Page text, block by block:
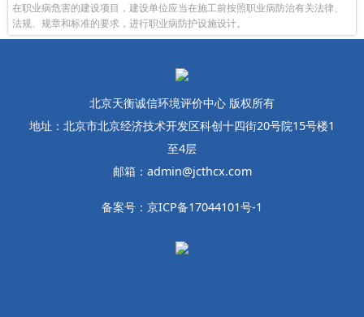
在职业病危害的建设项目，建设单位应当在施工前按照职业病防治有关法律、
法规、规章和标准的要求，进行职业病防护设施设计。
北京天衡诚信环境评价中心 版权所有
地址：北京市北京经济技术开发区科创十四街20号院15号楼1
至4层
邮箱：admin@jcthcx.com
备案号：京ICP备17044101号-1